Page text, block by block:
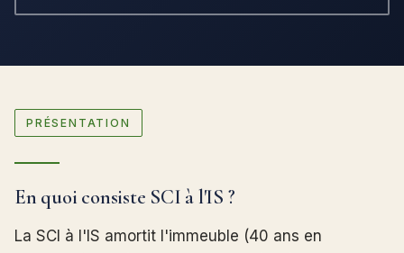
PRÉSENTATION
En quoi consiste SCI à l'IS ?
La SCI à l'IS amortit l'immeuble (40 ans en